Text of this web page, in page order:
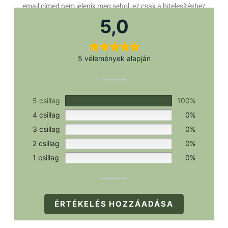
email címed nem jelenik meg sehol, ez csak a hitelesítéshez
5,0
5 vélemények alapján
5 csillag
100%
4 csillag
0%
3 csillag
0%
2 csillag
0%
1 csillag
0%
ÉRTÉKELÉS HOZZÁADÁSA